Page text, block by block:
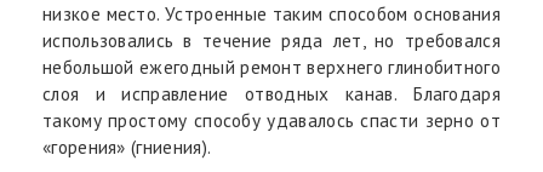
низкое место. Устроенные таким способом основания
использовались в течение ряда лет, но требовался
небольшой ежегодный ремонт верхнего глинобитного
слоя и исправление отводных канав. Благодаря
такому простому способу удавалось спасти зерно от
«горения» (гниения).